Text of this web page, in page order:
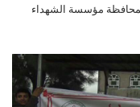
مؤسسة الشهداء